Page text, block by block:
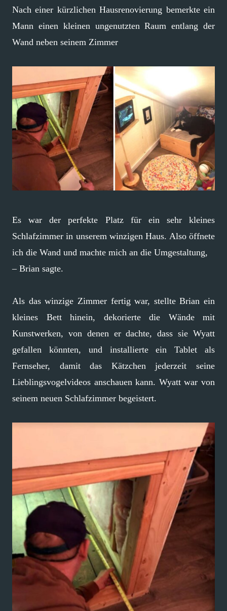
Nach einer kürzlichen Hausrenovierung bemerkte ein
Mann einen kleinen ungenutzten Raum entlang der
Wand neben seinem Zimmer
Es war der perfekte Platz für ein sehr kleines
Schlafzimmer in unserem winzigen Haus. Also öffnete
ich die Wand und machte mich an die Umgestaltung,
– Brian sagte.
Als das winzige Zimmer fertig war, stellte Brian ein
kleines Bett hinein, dekorierte die Wände mit
Kunstwerken, von denen er dachte, dass sie Wyatt
gefallen könnten, und installierte ein Tablet als
Fernseher, damit das Kätzchen jederzeit seine
Lieblingsvogelvideos anschauen kann. Wyatt war von
seinem neuen Schlafzimmer begeistert.